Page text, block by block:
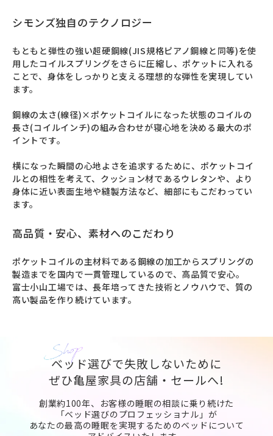
シモンズ独自のテクノロジー
もともと弾性の強い超硬鋼線(JIS規格ピアノ鋼線と同等)を使
用したコイルスプリングをさらに圧縮し、ポケットに入れる
ことで、身体をしっかりと支える理想的な弾性を実現してい
ます。
鋼線の太さ(線径)×ポケットコイルになった状態のコイルの
長さ(コイルインチ)の組み合わせが寝心地を決める最大のポ
イントです。
横になった瞬間の心地よさを追求するために、ポケットコイ
ルとの相性を考えて、クッション材であるウレタンや、より
身体に近い表面生地や縫製方法など、細部にもこだわってい
ます。
高品質・安心、素材へのこだわり
ポケットコイルの主材料である鋼線の加工からスプリングの
製造までを国内で一貫管理しているので、高品質で安心。
富士小山工場では、長年培ってきた技術とノウハウで、質の
高い製品を作り続けています。
ベッド選びで失敗しないために
ぜひ亀屋家具の店舗・セールへ!
創業約100年、お客様の睡眠の相談に乗り続けた
「ベッド選びのプロフェッショナル」が
あなたの最高の睡眠を実現するためのベッドについて